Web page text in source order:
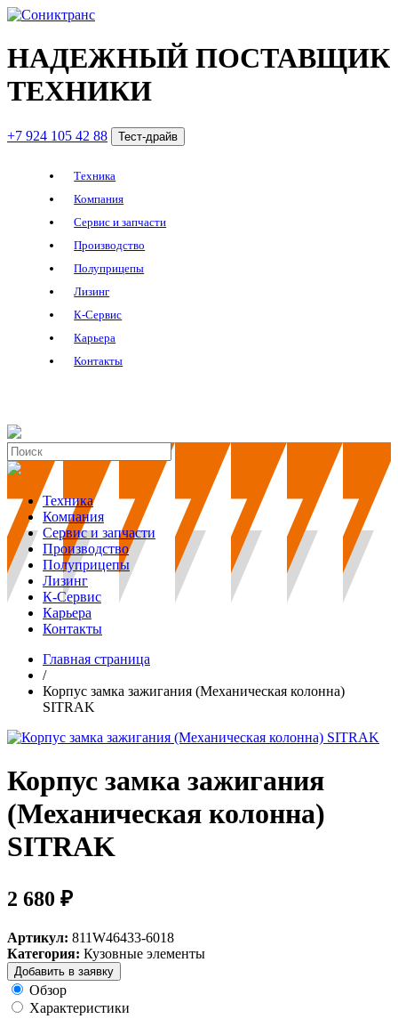
НАДЕЖНЫЙ ПОСТАВЩИК
ТЕХНИКИ
+7 924 105 42 88 Тест-драйв
Техника
Компания
Сервис и запчасти
Производство
Полуприцепы
Лизинг
К-Сервис
Карьера
Контакты
Техника
Компания
Сервис и запчасти
Производство
Полуприцепы
Лизинг
К-Сервис
Карьера
Контакты
Главная страница
/
Корпус замка зажигания (Механическая колонна)
SITRAK
Корпус замка зажигания
(Механическая колонна)
SITRAK
2 680 ₽
Артикул: 811W46433-6018
Категория: Кузовные элементы
Добавить в заявку
Обзор
Характеристики